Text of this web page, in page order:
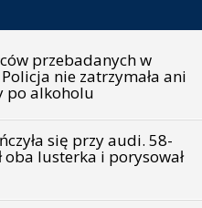
przebadanych w
nie zatrzymała ani
po alkoholu
się przy audi. 58-
oba lusterka i porysował